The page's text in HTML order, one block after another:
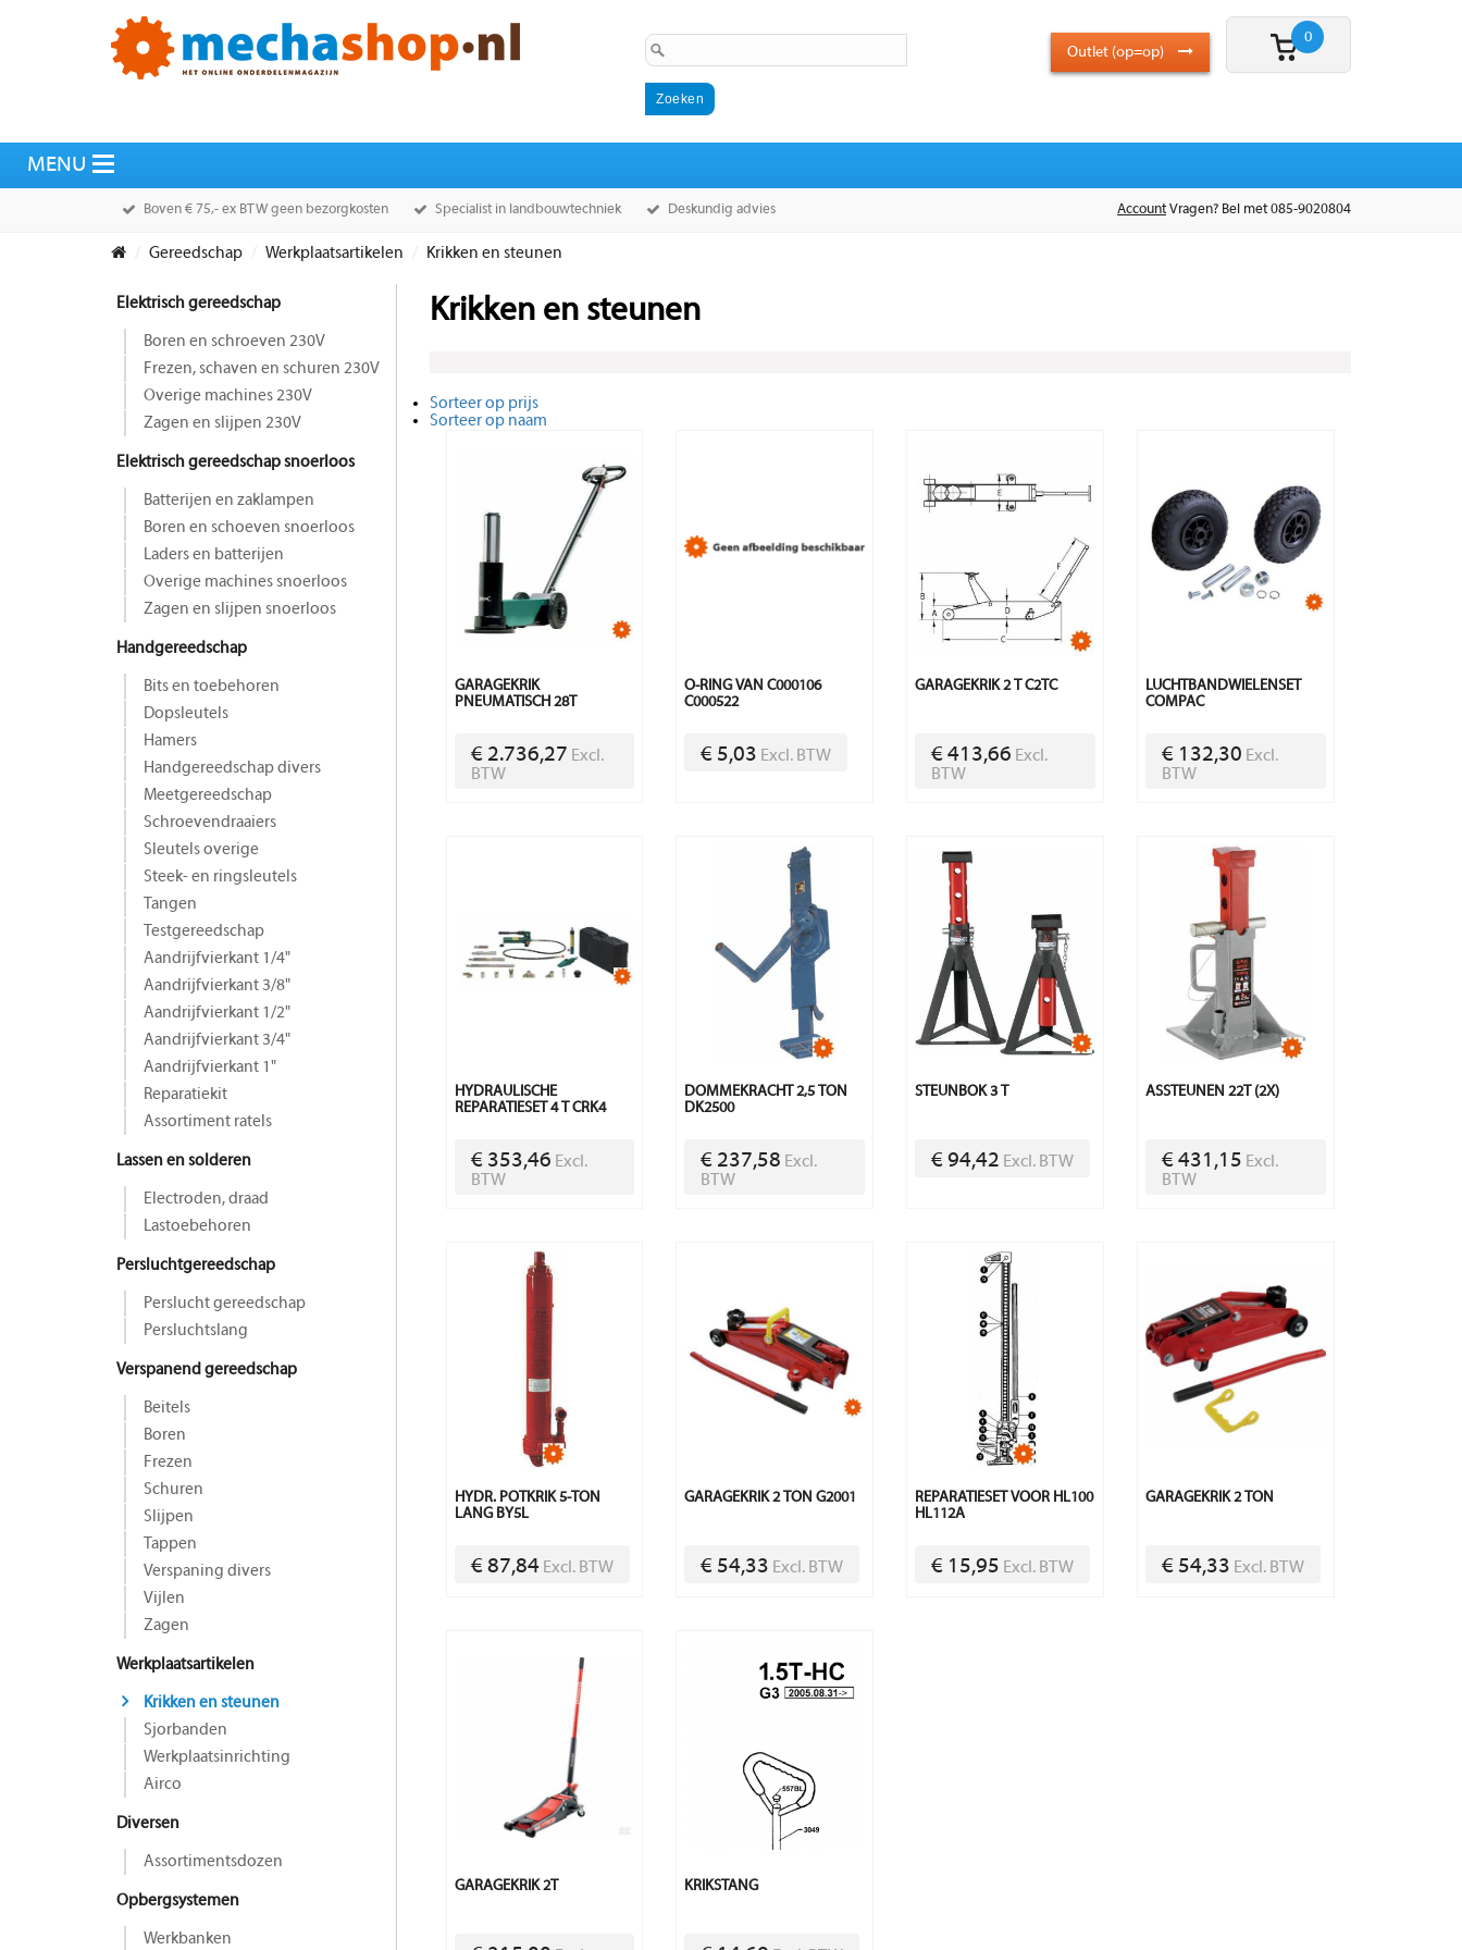
0
Outlet (op=op)
Boven € 75,- ex BTW geen bezorgkosten Specialist in landbouwtechniek Deskundig advies Account Vragen? Bel met 085-9020804
Gereedschap Werkplaatsartikelen Krikken en steunen
Elektrisch gereedschap
Boren en schroeven 230V
Frezen, schaven en schuren 230V
Overige machines 230V
Zagen en slijpen 230V
Elektrisch gereedschap snoerloos
Batterijen en zaklampen
Boren en schoeven snoerloos
Laders en batterijen
Overige machines snoerloos
Zagen en slijpen snoerloos
Handgereedschap
Bits en toebehoren
Dopsleutels
Hamers
Handgereedschap divers
Meetgereedschap
Schroevendraaiers
Sleutels overige
Steek- en ringsleutels
Tangen
Testgereedschap
Aandrijfvierkant 1/4"
Aandrijfvierkant 3/8"
Aandrijfvierkant 1/2"
Aandrijfvierkant 3/4"
Aandrijfvierkant 1"
Reparatiekit
Assortiment ratels
Lassen en solderen
Electroden, draad
Lastoebehoren
Persluchtgereedschap
Perslucht gereedschap
Persluchtslang
Verspanend gereedschap
Beitels
Boren
Frezen
Schuren
Slijpen
Tappen
Verspaning divers
Vijlen
Zagen
Werkplaatsartikelen
Krikken en steunen
Sjorbanden
Werkplaatsinrichting
Airco
Diversen
Assortimentsdozen
Opbergsystemen
Werkbanken
Krikken en steunen
Sorteer op prijs
Sorteer op naam
GARAGEKRIK
PNEUMATISCH 28T
€ 2.736,27 Excl.
BTW
O-RING VAN C000106
C000522
€ 5,03 Excl. BTW
GARAGEKRIK 2 T C2TC
€ 413,66 Excl.
BTW
LUCHTBANDWIELENSET
COMPAC
€ 132,30 Excl.
BTW
HYDRAULISCHE
REPARATIESET 4 T CRK4
€ 353,46 Excl.
BTW
DOMMEKRACHT 2,5 TON
DK2500
€ 237,58 Excl.
BTW
STEUNBOK 3 T
€ 94,42 Excl. BTW
ASSTEUNEN 22T (2X)
€ 431,15 Excl.
BTW
HYDR. POTKRIK 5-TON
LANG BY5L
€ 87,84 Excl. BTW
GARAGEKRIK 2 TON G2001
€ 54,33 Excl. BTW
REPARATIESET VOOR HL100
HL112A
€ 15,95 Excl. BTW
GARAGEKRIK 2 TON
€ 54,33 Excl. BTW
GARAGEKRIK 2T KRIKSTANG